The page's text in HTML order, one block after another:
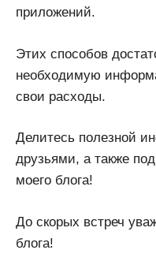
приложений.
Этих способов
необходимую
свои расходы.
Делитесь полезной
друзьями, а также
моего блога!
До скорых встреч
блога!